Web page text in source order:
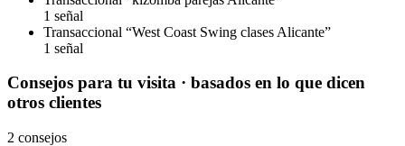
1 señal
Transaccional “West Coast Swing clases Alicante”
1 señal
Consejos para tu visita · basados en lo que dicen
otros clientes
2 consejos